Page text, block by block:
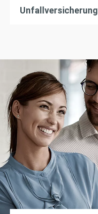
Unfallversicherung